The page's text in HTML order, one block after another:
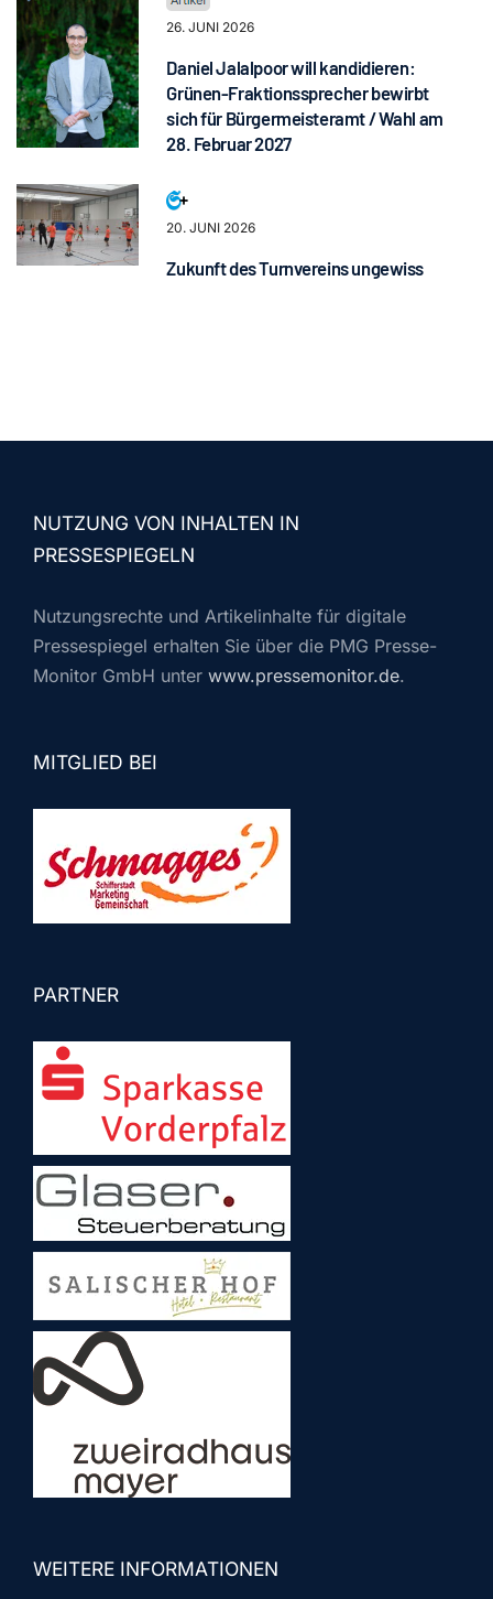
26. JUNI 2026
Daniel Jalalpoor will kandidieren:
Grünen-Fraktionssprecher bewirbt
sich für Bürgermeisteramt / Wahl am
28. Februar 2027
20. JUNI 2026
Zukunft des Turnvereins ungewiss
NUTZUNG VON INHALTEN IN
PRESSESPIEGELN
Nutzungsrechte und Artikelinhalte für digitale
Pressespiegel erhalten Sie über die PMG Presse-
Monitor GmbH unter www.pressemonitor.de.
MITGLIED BEI
PARTNER
WEITERE INFORMATIONEN